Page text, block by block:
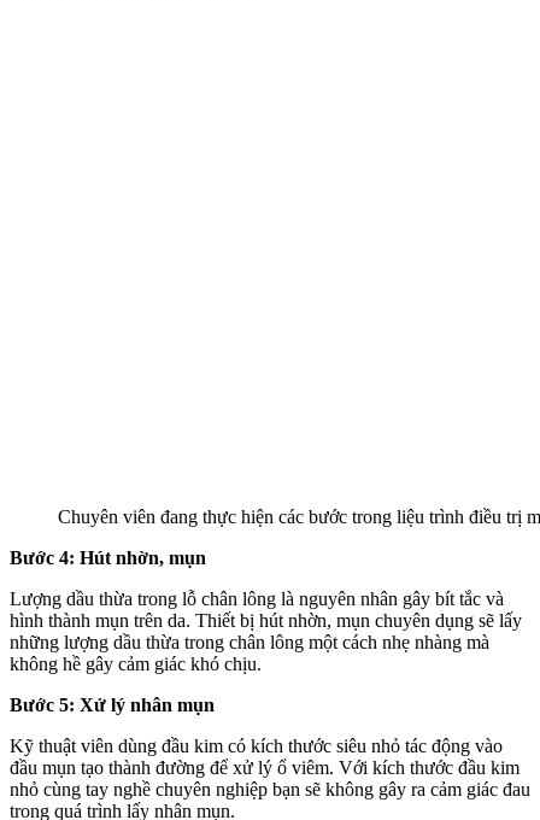
Chuyên viên đang thực hiện các bước trong liệu trình điều trị
Bước 4: Hút nhờn, mụn
Lượng dầu thừa trong lỗ chân lông là nguyên nhân gây bít tắc và
hình thành mụn trên da. Thiết bị hút nhờn, mụn chuyên dụng sẽ lấy
những lượng dầu thừa trong chân lông một cách nhẹ nhàng mà
không hề gây cảm giác khó chịu.
Bước 5: Xử lý nhân mụn
Kỹ thuật viên dùng đầu kim có kích thước siêu nhỏ tác động vào
đầu mụn tạo thành đường để xử lý ổ viêm. Với kích thước đầu kim
nhỏ cùng tay nghề chuyên nghiệp bạn sẽ không gây ra cảm giác đau
trong quá trình lấy nhân mụn.